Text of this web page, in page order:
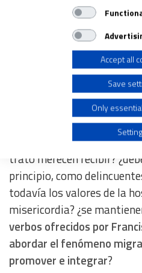
Reconforta la respuesta
Obispos Católicos de esa
quien reitera su respaldo,
, a esta postura
en favor de quienes se ven
El tema de fondo
los que sirven de paso
trato merecen recibir?
principio, como
todavía los valores de la
misericordia? ¿se
verbos ofrecidos por
abordar el fenómeno
promover e integrar?
IAB processing purposes:
Use limited data to select
Create profiles for
Use profiles to select
Create profiles to personalise
Use profiles to select
Measure advertising
Measure content performance
Accept all
Save
Only